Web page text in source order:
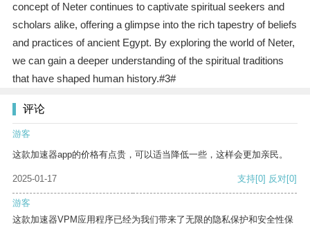
concept of Neter continues to captivate spiritual seekers and
scholars alike, offering a glimpse into the rich tapestry of beliefs
and practices of ancient Egypt. By exploring the world of Neter,
we can gain a deeper understanding of the spiritual traditions
that have shaped human history.#3#
评论
游客
这款加速器app的价格有点贵，可以适当降低一些，这样会更加亲民。
2025-01-17 支持[0] 反对[0]
游客
这款加速器VPM应用程序已经为我们带来了无限的隐私保护和安全性保